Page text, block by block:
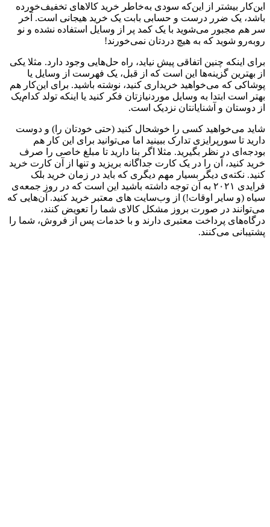
این‌کار بیشتر از این‌که سودی به‌خاطر خرید کالاهای تخفیف‌خورده
باشد، یک ضرر درست و حسابی بابت یک خرید هیجانی است. آخر
سر هم مجبور می‌شوید با یک کمد پر از وسایل استفاده نشده و نو
روبه‌رو شوید که به هیچ‌ دردتان نمی‌خورند!
برای اینکه چنین اتفاقی پیش نیاید، راه حل‌هایی وجود دارد. مثلا یکی
از بهترین گزینه‌ها این است که از قبل، یک فهرست از وسایل یا
پوشاکی که می‌خواهید خریداری کنید، نوشته باشید. برای این‌کار هم
بهتر است ابتدا به وسایل موردنیازتان فکر کنید یا اینکه تولد کدام‌یک
از دوستان و آشنایانتان نزدیک است.
شاید می‌خواهید کسی را خوشحال کنید (حتی خودتان را) و دوست
دارید تا سورپرایزی تدارک ببینید اما می‌توانید برای این کار هم
بودجه‌ای در نظر بگیرید. مثلا اگر بنا دارید تا مبلغ خاصی را صرف
خرید کنید، آن را در یک کارت جداگانه بریزید و تنها از آن کارت خرید
کنید. نکته‌ی دیگر بسیار مهم دیگری که باید در زمان خرید بلک
فرایدی ۲۰۲۱ به آن توجه داشته باشید این است که در روز جمعه‌ی
سیاه (و سایر اوقات!) از وب‌سایت های معتبر خرید کنید. آن‌هایی که
می‌توانند در صورت بروز مشکل کالای شما را تعویض کنند،
درگاه‌های پرداخت معتبری دارند و با خدمات پس از فروش، شما را
پشتیبانی می‌کنند.